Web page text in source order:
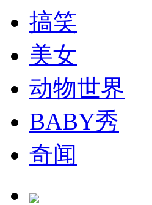
最新疑似失事海域漂浮物图
实拍：印度大选临近 平民党
山西运城恶犬咬伤多人 警民
搞笑
美女
动物世界
BABY秀
奇闻